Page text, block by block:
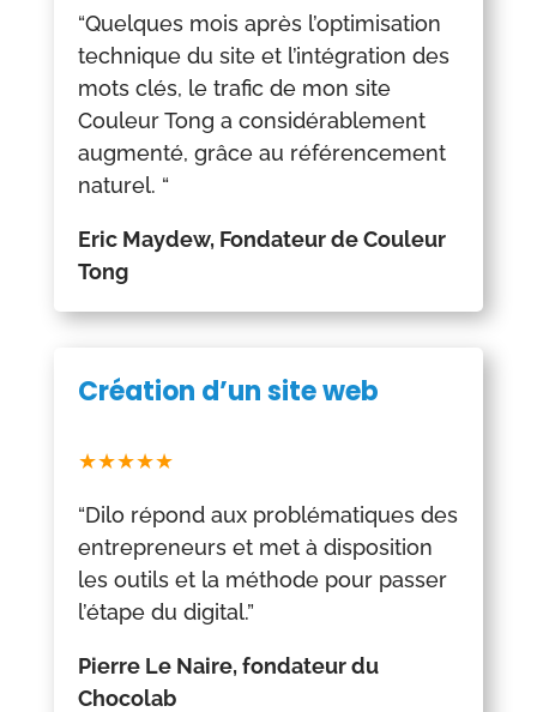
“Quelques mois après l’optimisation
technique du site et l’intégration des
mots clés, le trafic de mon site
Couleur Tong a considérablement
augmenté, grâce au référencement
naturel. “
Eric Maydew, Fondateur de Couleur
Tong
Création d’un site web
★★★★★
“Dilo répond aux problématiques des
entrepreneurs et met à disposition
les outils et la méthode pour passer
l’étape du digital.”
Pierre Le Naire, fondateur du
Chocolab